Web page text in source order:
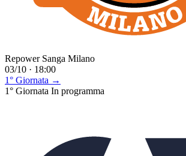
Repower Sanga Milano
03/10 · 18:00
1° Giornata →
1° Giornata In programma